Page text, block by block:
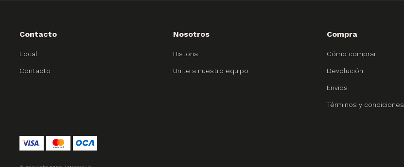
Contacto
Local
Contacto
Nosotros
Historia
Unite a nuestro equipo
Compra
Cómo comprar
Devolución
Envíos
Términos y condiciones